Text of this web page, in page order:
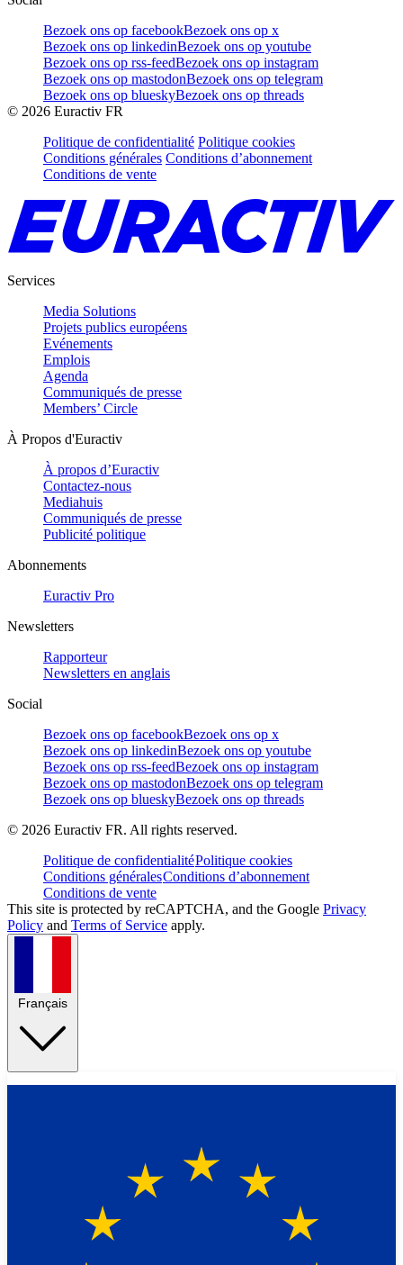
Bezoek ons op facebookBezoek ons op x
Bezoek ons op linkedinBezoek ons op youtube
Bezoek ons op rss-feedBezoek ons op instagram
Bezoek ons op mastodonBezoek ons op telegram
Bezoek ons op blueskyBezoek ons op threads
© 2026 Euractiv FR
Politique de confidentialité Politique cookies
Conditions générales Conditions d’abonnement
Conditions de vente
Services
Media Solutions
Projets publics européens
Evénements
Emplois
Agenda
Communiqués de presse
Members’ Circle
À Propos d'Euractiv
À propos d’Euractiv
Contactez-nous
Mediahuis
Communiqués de presse
Publicité politique
Abonnements
Euractiv Pro
Newsletters
Rapporteur
Newsletters en anglais
Social
Bezoek ons op facebookBezoek ons op x
Bezoek ons op linkedinBezoek ons op youtube
Bezoek ons op rss-feedBezoek ons op instagram
Bezoek ons op mastodonBezoek ons op telegram
Bezoek ons op blueskyBezoek ons op threads
© 2026 Euractiv FR. All rights reserved.
Politique de confidentialitéPolitique cookies
Conditions généralesConditions d’abonnement
Conditions de vente
This site is protected by reCAPTCHA, and the Google Privacy
Policy and Terms of Service apply.
Français